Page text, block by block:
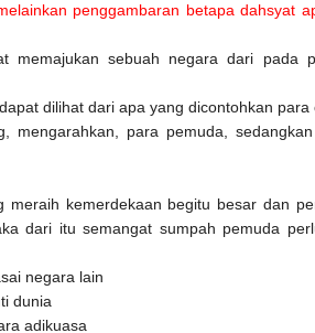
penggambaran betapa dahsyat
memajukan sebuah negara dari pada
dilihat dari apa yang dicontohkan para
mengarahkan, para pemuda,
meraih kemerdekaan begitu besar dan
dari itu semangat sumpah pemuda
negara lain
dunia
adikuasa